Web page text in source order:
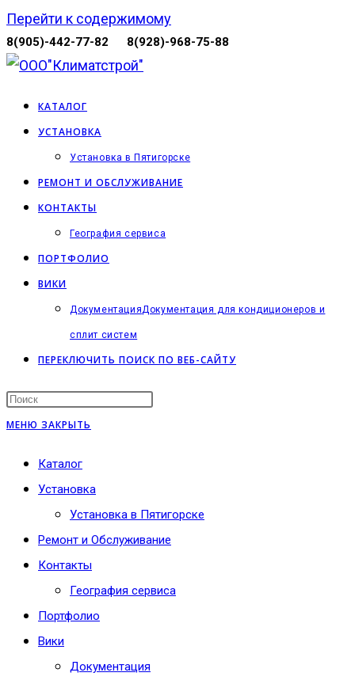
Перейти к содержимому
8(905)-442-77-82 8(928)-968-75-88
КАТАЛОГ
УСТАНОВКА
Установка в Пятигорске
РЕМОНТ И ОБСЛУЖИВАНИЕ
КОНТАКТЫ
География сервиса
ПОРТФОЛИО
ВИКИ
ДокументацияДокументация для кондиционеров и
сплит систем
ПЕРЕКЛЮЧИТЬ ПОИСК ПО ВЕБ-САЙТУ
МЕНЮ ЗАКРЫТЬ
Каталог
Установка
Установка в Пятигорске
Ремонт и Обслуживание
Контакты
География сервиса
Портфолио
Вики
Документация